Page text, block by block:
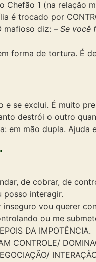
Chefão 1 (na relação
é trocado por
mafioso diz: – Se você
forma de tortura. É
e se exclui. É muito
destrói o outro
em mão dupla. Ajuda
de cobrar, de
posso interagir.
vou querer
ou me
DA IMPOTÊNCIA.
CONTROLE/